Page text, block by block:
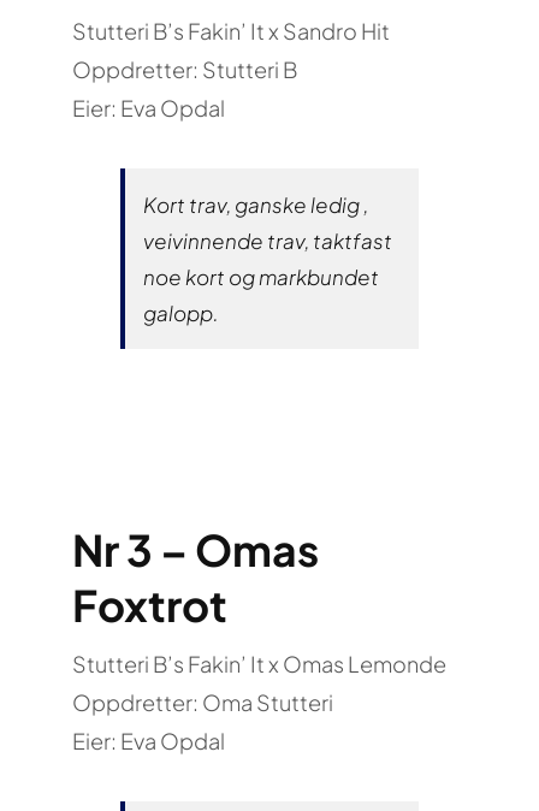
Stutteri B’s Fakin’ It x Sandro Hit
Oppdretter: Stutteri B
Eier: Eva Opdal
Kort trav, ganske ledig ,
veivinnende trav, taktfast
noe kort og markbundet
galopp.
Nr 3 – Omas
Foxtrot
Stutteri B’s Fakin’ It x Omas Lemonde
Oppdretter: Oma Stutteri
Eier: Eva Opdal